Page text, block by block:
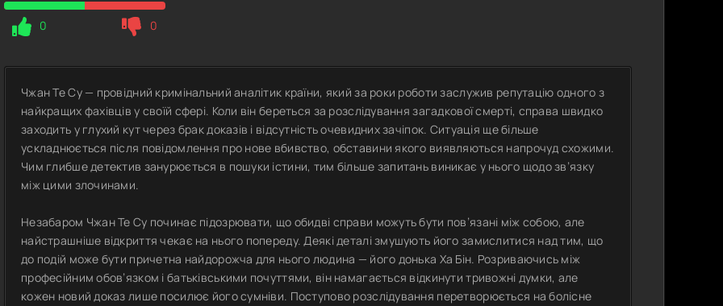
0 0
Чжан Те Су — провідний кримінальний аналітик країни, який за роки роботи заслужив репутацію одного з
найкращих фахівців у своїй сфері. Коли він береться за розслідування загадкової смерті, справа швидко
заходить у глухий кут через брак доказів і відсутність очевидних зачіпок. Ситуація ще більше
ускладнюється після повідомлення про нове вбивство, обставини якого виявляються напрочуд схожими.
Чим глибше детектив занурюється в пошуки істини, тим більше запитань виникає у нього щодо зв’язку
між цими злочинами.
Незабаром Чжан Те Су починає підозрювати, що обидві справи можуть бути пов’язані між собою, але
найстрашніше відкриття чекає на нього попереду. Деякі деталі змушують його замислитися над тим, що
до подій може бути причетна найдорожча для нього людина — його донька Ха Бін. Розриваючись між
професійним обов’язком і батьківськими почуттями, він намагається відкинути тривожні думки, але
кожен новий доказ лише посилює його сумніви. Поступово розслідування перетворюється на болісне